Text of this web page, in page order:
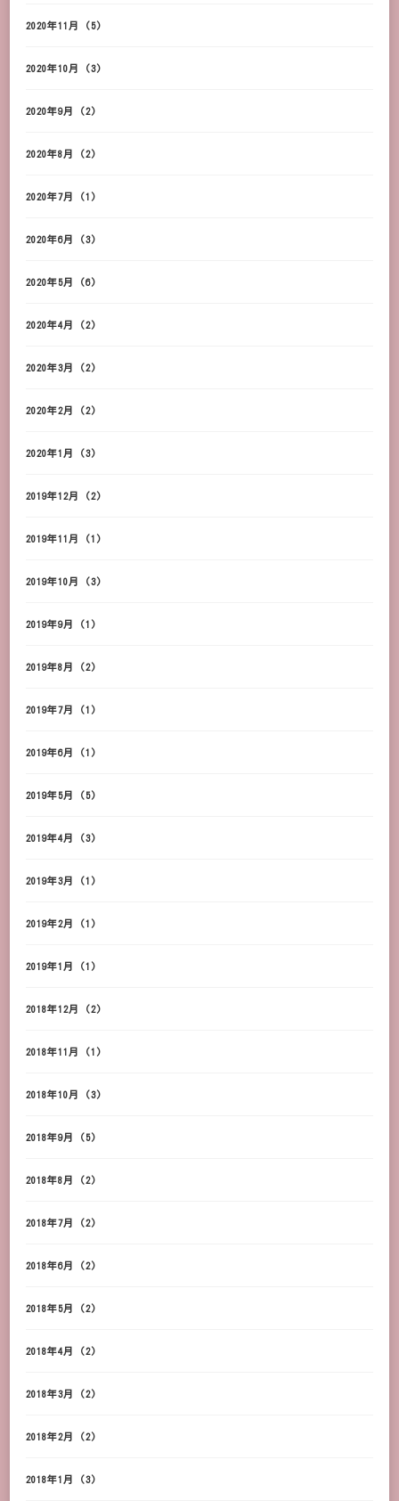
2020年11月 (5)
2020年10月 (3)
2020年9月 (2)
2020年8月 (2)
2020年7月 (1)
2020年6月 (3)
2020年5月 (6)
2020年4月 (2)
2020年3月 (2)
2020年2月 (2)
2020年1月 (3)
2019年12月 (2)
2019年11月 (1)
2019年10月 (3)
2019年9月 (1)
2019年8月 (2)
2019年7月 (1)
2019年6月 (1)
2019年5月 (5)
2019年4月 (3)
2019年3月 (1)
2019年2月 (1)
2019年1月 (1)
2018年12月 (2)
2018年11月 (1)
2018年10月 (3)
2018年9月 (5)
2018年8月 (2)
2018年7月 (2)
2018年6月 (2)
2018年5月 (2)
2018年4月 (2)
2018年3月 (2)
2018年2月 (2)
2018年1月 (3)